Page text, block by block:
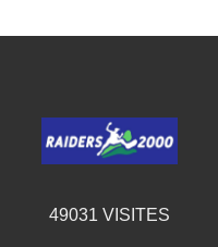
49031 VISITES